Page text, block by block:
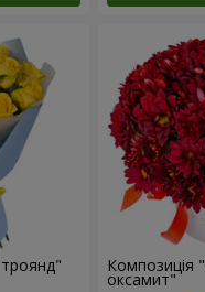
Композиція
оксамит"